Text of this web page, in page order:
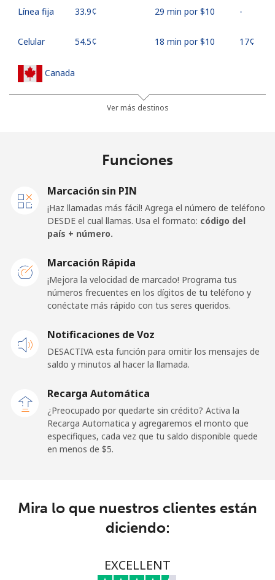
Línea fija ⁦33.9¢⁩ 29 min por ⁦$10⁩ -
Celular ⁦54.5¢⁩ 18 min por ⁦$10⁩ ⁦17¢⁩
Canada
665 min por ⁦$10⁩
⁦39.5¢⁩ 25 min por ⁦$10⁩ ⁦16¢⁩
Línea fija ⁦23.5¢⁩ 42 min por ⁦$10⁩
⁦25.5¢⁩ 39 min por ⁦$10⁩
Cayman Islands
Celular ⁦27.5¢⁩
Central African Republic
12 min por ⁦$10⁩
Ver más destinos
Funciones
Marcación sin PIN
¡Haz llamadas más fácil! Agrega el número de teléfono
DESDE el cual llamas. Usa el formato: código del
país + número.
Marcación Rápida
¡Mejora la velocidad de marcado! Programa tus
números frecuentes en los dígitos de tu teléfono y
conéctate más rápido con tus seres queridos.
Notificaciones de Voz
DESACTIVA esta función para omitir los mensajes de
saldo y minutos al hacer la llamada.
Recarga Automática
¿Preocupado por quedarte sin crédito? Activa la
Recarga Automatica y agregaremos el monto que
especifiques, cada vez que tu saldo disponible quede
en menos de ⁦$5⁩.
Mira lo que nuestros clientes están
diciendo:
EXCELLENT